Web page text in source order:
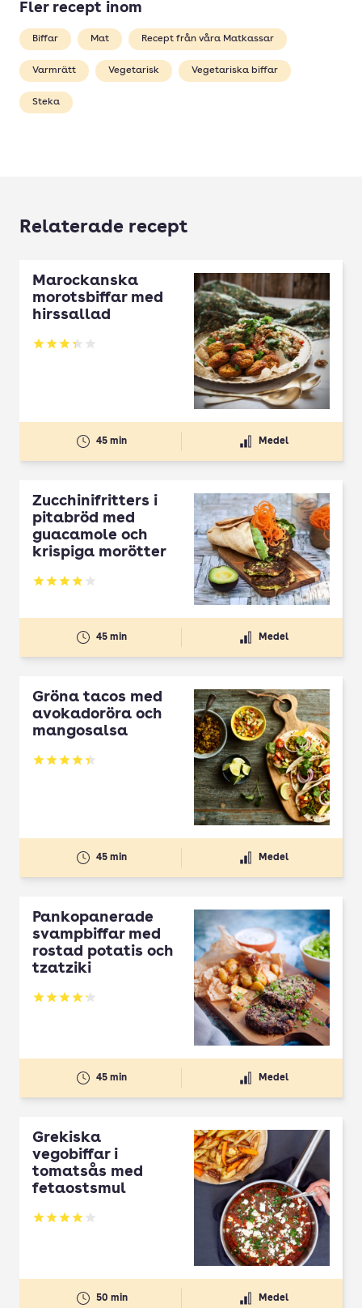
Fler recept inom
Biffar Mat Recept från våra Matkassar
Varmrätt Vegetarisk Vegetariska biffar
Steka
Relaterade recept
Marockanska
morotsbiffar med
hirssallad
Betyg: 3.35 av 5
45 min Medel
Zucchinifritters i
pitabröd med
guacamole och
krispiga morötter
Betyg: 3.87 av 5
45 min Medel
Gröna tacos med
avokadoröra och
mangosalsa
Betyg: 4.33 av 5
45 min Medel
Pankopanerade
svampbiffar med
rostad potatis och
tzatziki
Betyg: 4.21 av 5
45 min Medel
Grekiska
vegobiffar i
tomatsås med
fetaostsmul
Betyg: 4 av 5
50 min Medel